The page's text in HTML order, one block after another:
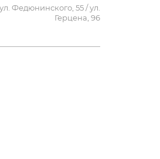
Федюнинского, 55 / ул.
Герцена, 96